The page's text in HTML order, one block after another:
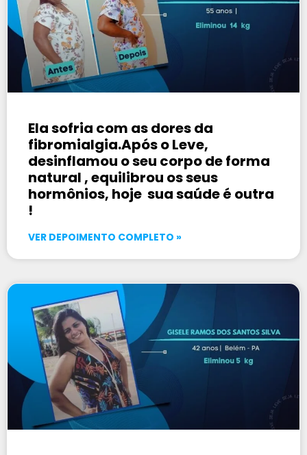
Ela sofria com as dores da
fibromialgia.Após o Leve,
desinflamou o seu corpo de forma
natural , equilibrou os seus
hormônios, hoje sua saúde é outra
!
VER DEPOIMENTO COMPLETO »